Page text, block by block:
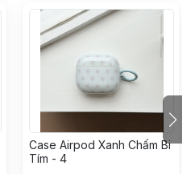
Case Airpod Xanh Chấm Bi
Tím - 4